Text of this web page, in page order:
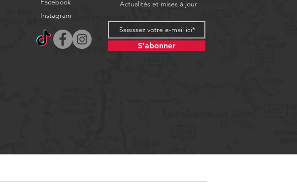
Facebook
Instagram
Actualités et mises à jour
S'abonner